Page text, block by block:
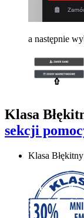
a następnie
Klasa
sekcji
Klasa